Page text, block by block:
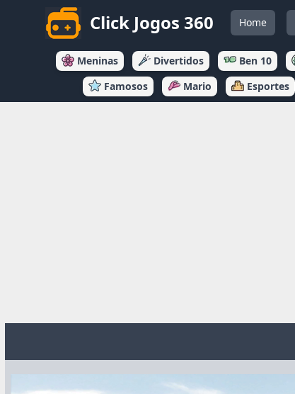
Click Jogos 360 Home
Meninas Divertidos Ben 10
Famosos
Mario Esportes